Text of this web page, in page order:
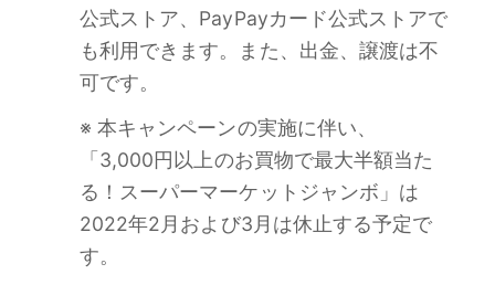
公式ストア、PayPayカード公式ストアで
も利用できます。また、出金、譲渡は不
可です。
※ 本キャンペーンの実施に伴い、
「3,000円以上のお買物で最大半額当た
る！スーパーマーケットジャンボ」は
2022年2月および3月は休止する予定で
す。